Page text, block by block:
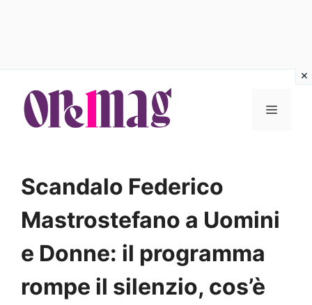
contenuto
MENU
Scandalo Federico
Mastrostefano a Uomini
e Donne: il programma
rompe il silenzio, cos’è